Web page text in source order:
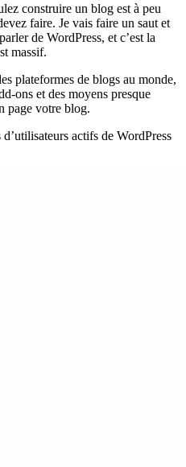
construire un blog est à peu
faire. Je vais faire un saut et
de WordPress, et c’est la
massif.
plateformes de blogs au monde,
ons et des moyens presque
page votre blog.
actifs de WordPress